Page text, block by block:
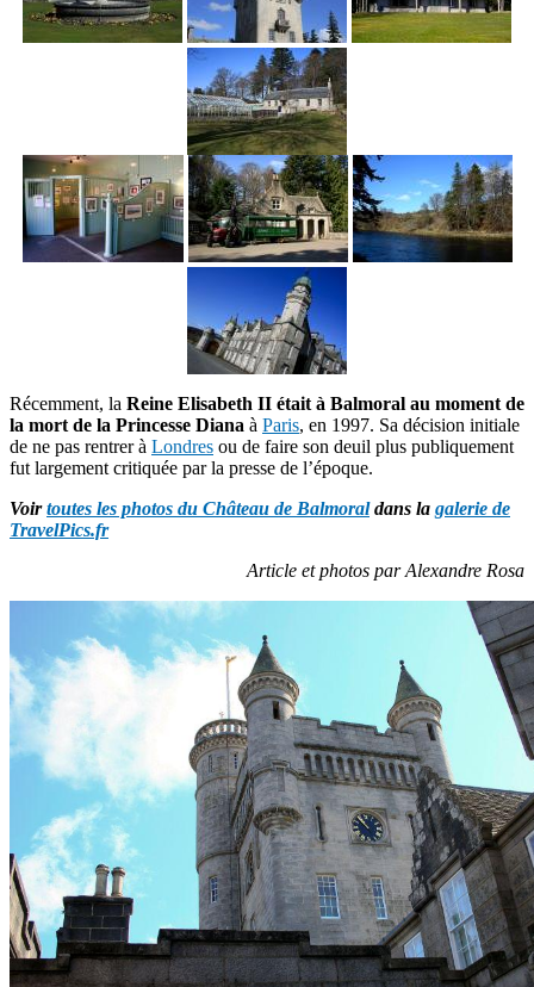
Récemment, la Reine Elisabeth II était à Balmoral au moment de
la mort de la Princesse Diana à Paris, en 1997. Sa décision initiale
de ne pas rentrer à Londres ou de faire son deuil plus publiquement
fut largement critiquée par la presse de l’époque.
Voirtoutes les photos du Château de Balmoraldans la galerie de
TravelPics.fr
Article et photos par Alexandre Rosa